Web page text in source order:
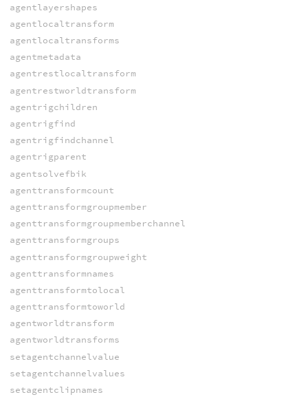
agentlayershapes
agentlocaltransform
agentlocaltransforms
agentmetadata
agentrestlocaltransform
agentrestworldtransform
agentrigchildren
agentrigfind
agentrigfindchannel
agentrigparent
agentsolvefbik
agenttransformcount
agenttransformgroupmember
agenttransformgroupmemberchannel
agenttransformgroups
agenttransformgroupweight
agenttransformnames
agenttransformtolocal
agenttransformtoworld
agentworldtransform
agentworldtransforms
setagentchannelvalue
setagentchannelvalues
setagentclipnames